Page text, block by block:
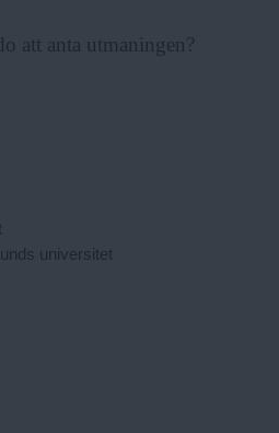
att anta utmaningen?
universitet